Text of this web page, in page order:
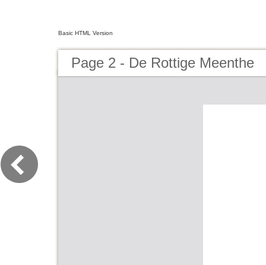
Basic HTML Version
Page 2 - De Rottige Meenthe